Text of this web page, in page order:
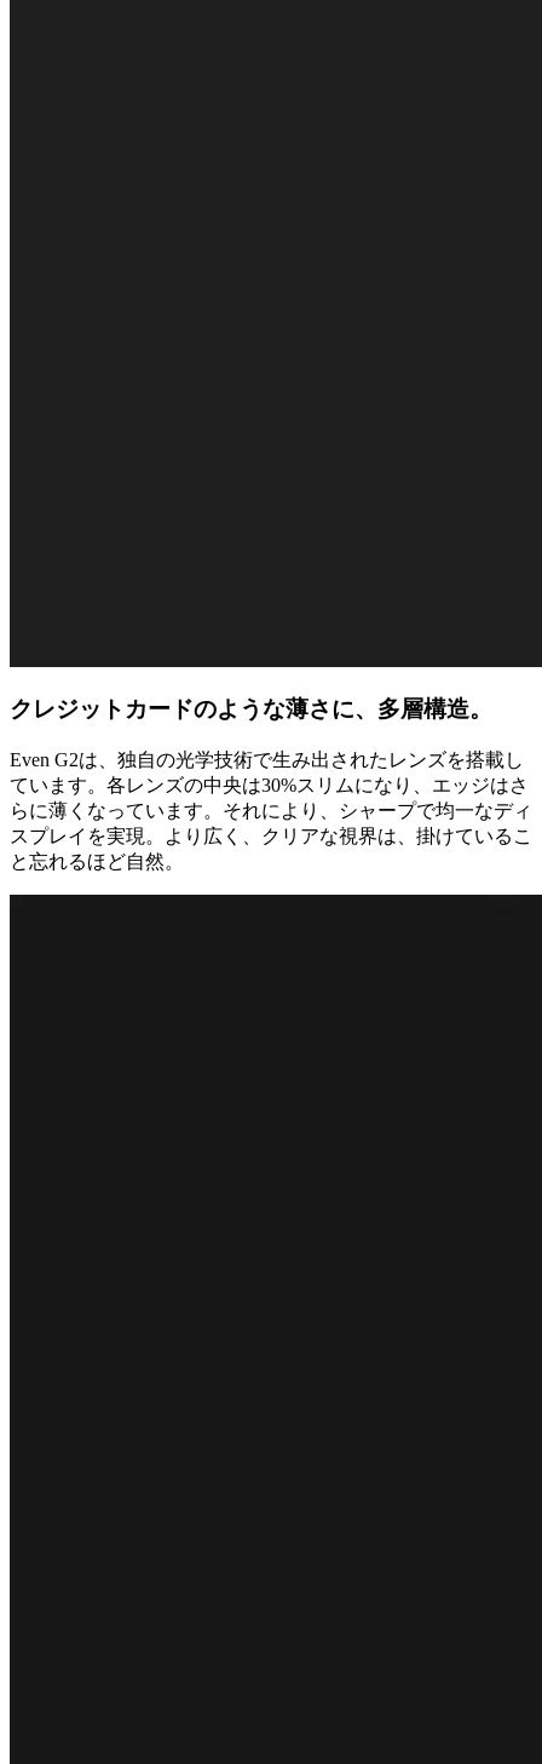
クレジットカードのような薄さに、多層構造。
Even G2は、独自の光学技術で生み出されたレンズを搭載し
ています。各レンズの中央は30%スリムになり、エッジはさ
らに薄くなっています。それにより、シャープで均一なディ
スプレイを実現。より広く、クリアな視界は、掛けているこ
と忘れるほど自然。